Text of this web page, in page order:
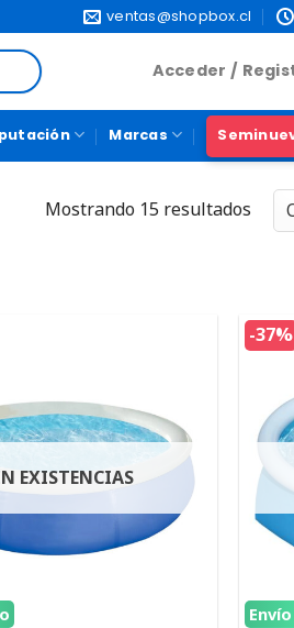
ventas@shopbox.cl
Acceder /
Marcas
Mostrando 15 resultados
EXISTENCIAS
-37%